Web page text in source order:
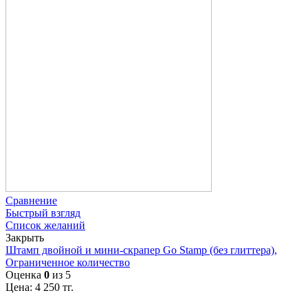
Сравнение
Быстрый взгляд
Список желаний
Закрыть
Штамп двойной и мини-скрапер Go Stamp (без глиттера),
Ограниченное количество
Оценка 0 из 5
Цена: 4 250 тг.